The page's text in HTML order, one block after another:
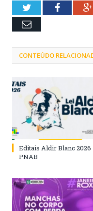
TwitterFacebook
Email
CONTEÚDO
Editais Aldir Blanc 2026
PNAB